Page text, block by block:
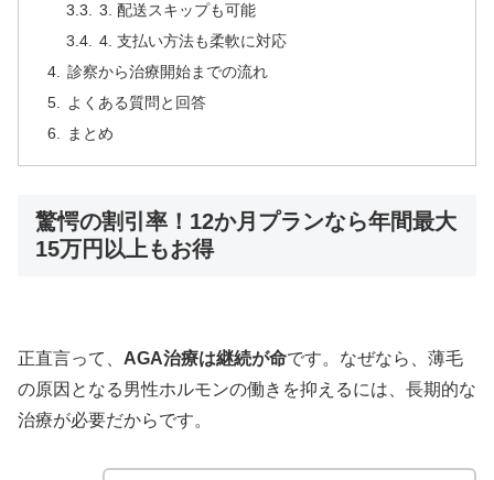
3. 配送スキップも可能
4. 支払い方法も柔軟に対応
診察から治療開始までの流れ
よくある質問と回答
まとめ
驚愕の割引率！12か月プランなら年間最大
15万円以上もお得
正直言って、 AGA治療は継続が命です。なぜなら、薄毛
の原因となる男性ホルモンの働きを抑えるには、長期的な
治療が必要だからです。